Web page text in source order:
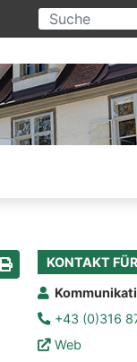
Seite drucken
KONTAKT
+43 (0)316
Web